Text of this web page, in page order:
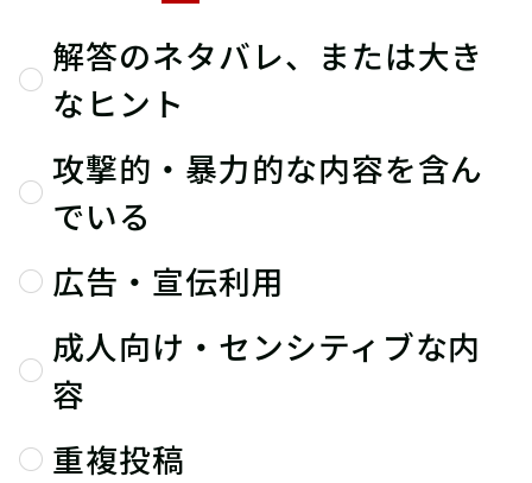
解答のネタバレ、または大き
なヒント
攻撃的・暴力的な内容を含ん
でいる
広告・宣伝利用
成人向け・センシティブな内
容
重複投稿